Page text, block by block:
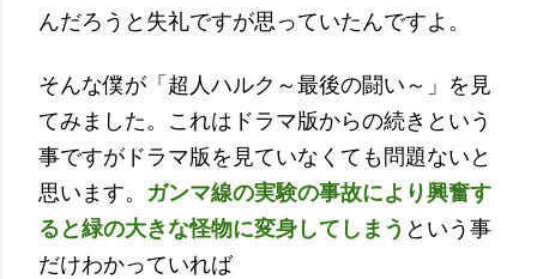
んだろうと失礼ですが思っていたんですよ。
そんな僕が「超人ハルク～最後の闘い～」を見
てみました。これはドラマ版からの続きという
事ですがドラマ版を見ていなくても問題ないと
思います。 ガンマ線の実験の事故により興奮す
ると緑の大きな怪物に変身してしまう という事
だけわかっていれば